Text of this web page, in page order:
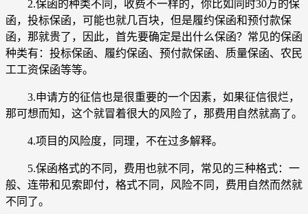
2.保函的种类不同，收费不一样的，你比如同时30万的保
函，投标保函，可能也就几百块，但是履约保函和预付款保
函，那就贵了，因此，首先要确定是出什么保函？常见的保函
种类有：投标保函、履约保函、预付款保函、质量保函、农民
工工资保函等等。
3.申请方的征信也是很重要的一个因素，如果征信很烂，
那可想而知，这个就冒着很大的风险了，那费用自然就高了。
4.项目的风险度，同理，不在过多解释。
5.保函格式的不同，费用也就不同，常见的三种格式：一
般、连带和见索即付，格式不同，风险不同，费用自然而然就
不同了。